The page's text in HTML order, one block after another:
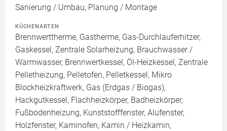
Sanierung / Umbau, Planung / Montage
KÜCHENARTEN
Brennwerttherme, Gastherme, Gas-Durchlauferhitzer,
Gaskessel, Zentrale Solarheizung, Brauchwasser /
Warmwasser, Brennwertkessel, Öl-Heizkessel, Zentrale
Pelletheizung, Pelletofen, Pelletkessel, Mikro
Blockheizkraftwerk, Gas (Erdgas / Biogas),
Hackgutkessel, Flachheizkörper, Badheizkörper,
Fußbodenheizung, Kunststofffenster, Alufenster,
Holzfenster, Kaminofen, Kamin / Heizkamin,